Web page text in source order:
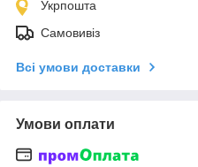
Укрпошта
Самовивіз
Всі умови доставки
Умови оплати